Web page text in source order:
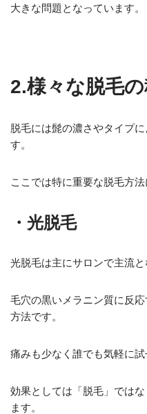
大きな問題となっています。
2.様々な脱毛
脱毛には髭の濃さやタイプ
す。
ここでは特に重要な脱毛方
・光脱毛
光脱毛は主にサロンで主流と
毛穴の黒いメラニン質に反
方法です。
痛みも少なく誰でも気軽に試
効果としては「脱毛」では
ます。